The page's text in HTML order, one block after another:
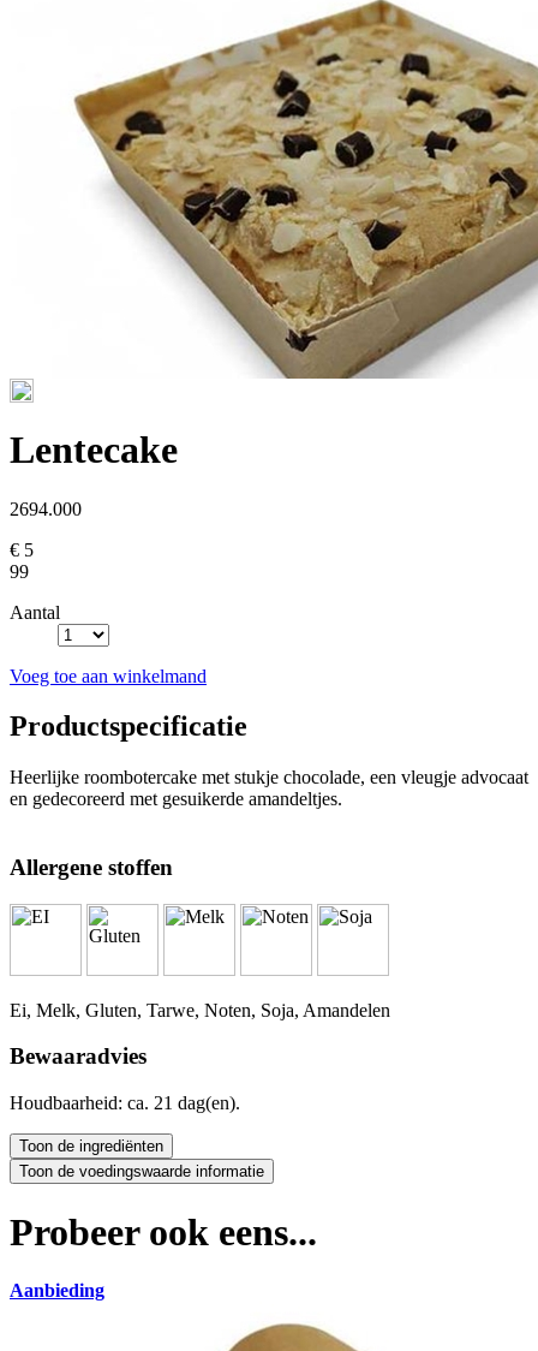
Lentecake
2694.000
€ 5
99
Aantal
Voeg toe aan winkelmand
Productspecificatie
Heerlijke roombotercake met stukje chocolade, een vleugje advocaat
en gedecoreerd met gesuikerde amandeltjes.
Allergene stoffen
Ei, Melk, Gluten, Tarwe, Noten, Soja, Amandelen
Bewaaradvies
Houdbaarheid: ca. 21 dag(en).
Probeer ook eens...
Aanbieding